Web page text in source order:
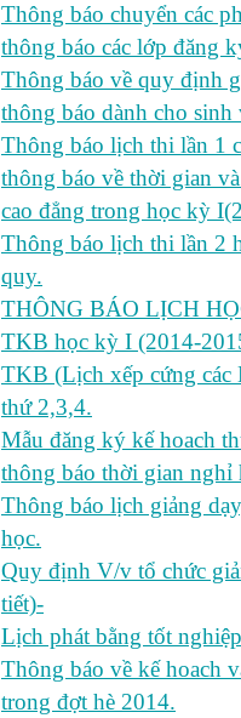
Thông báo chuyển các
thông báo các lớp đăng
Thông báo về quy định
thông báo dành cho
Thông báo lịch thi lần 1
thông báo về thời gian
cao đẳng trong học kỳ
Thông báo lịch thi lần 2
quy.
THÔNG BÁO LỊCH
TKB học kỳ I (2014-
TKB (Lịch xếp cứng các
thứ 2,3,4.
Mẫu đăng ký kế hoach
thông báo thời gian
Thông báo lịch giảng
học.
Quy định V/v tổ chức
tiết)-
Lịch phát bằng tốt
Thông báo về kế hoach
trong đợt hè 2014.